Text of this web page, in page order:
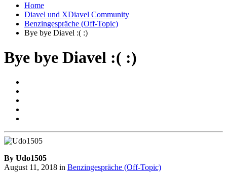
Home
Diavel und XDiavel Community
Benzingespräche (Off-Topic)
Bye bye Diavel :( :)
Bye bye Diavel :( :)
By Udo1505
August 11, 2018 in Benzingespräche (Off-Topic)